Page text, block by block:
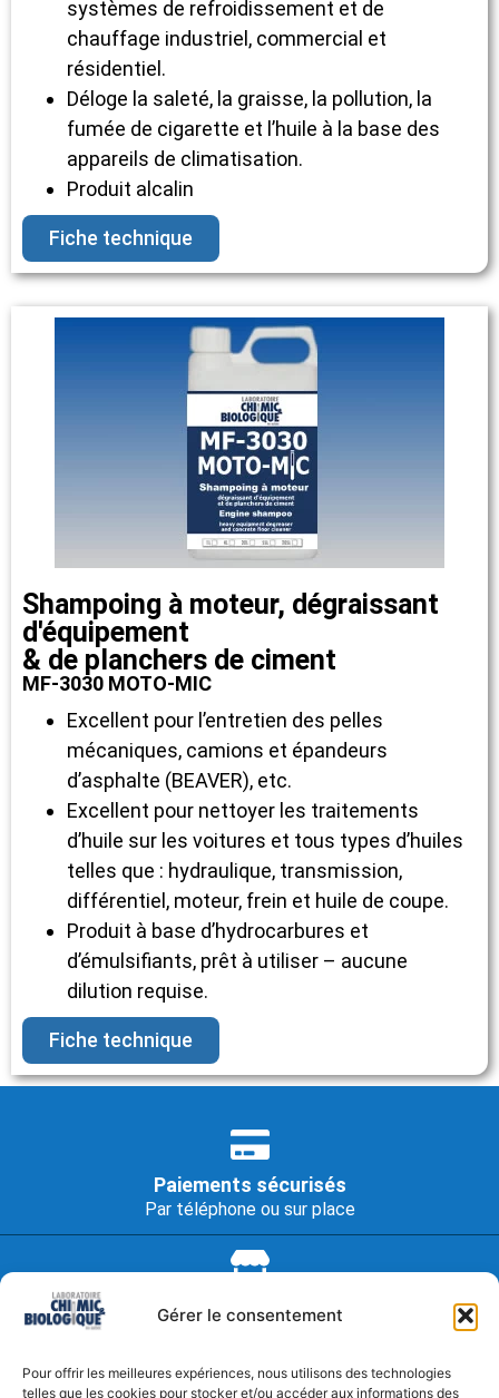
Gérer le consentement
Pour offrir les meilleures expériences, nous utilisons des technologies
telles que les cookies pour stocker et/ou accéder aux informations des
systèmes de refroidissement et de
chauffage industriel, commercial et
résidentiel.
Déloge la saleté, la graisse, la pollution, la
fumée de cigarette et l’huile à la base des
appareils de climatisation.
Produit alcalin
Fiche technique
Shampoing à moteur, dégraissant
d'équipement
& de planchers de ciment
MF-3030 MOTO-MIC
Excellent pour l’entretien des pelles
mécaniques, camions et épandeurs
d’asphalte (BEAVER), etc.
Excellent pour nettoyer les traitements
d’huile sur les voitures et tous types d’huiles
telles que : hydraulique, transmission,
différentiel, moteur, frein et huile de coupe.
Produit à base d’hydrocarbures et
d’émulsifiants, prêt à utiliser – aucune
dilution requise.
Fiche technique
Paiements sécurisés
Par téléphone ou sur place
Retrait en magasin